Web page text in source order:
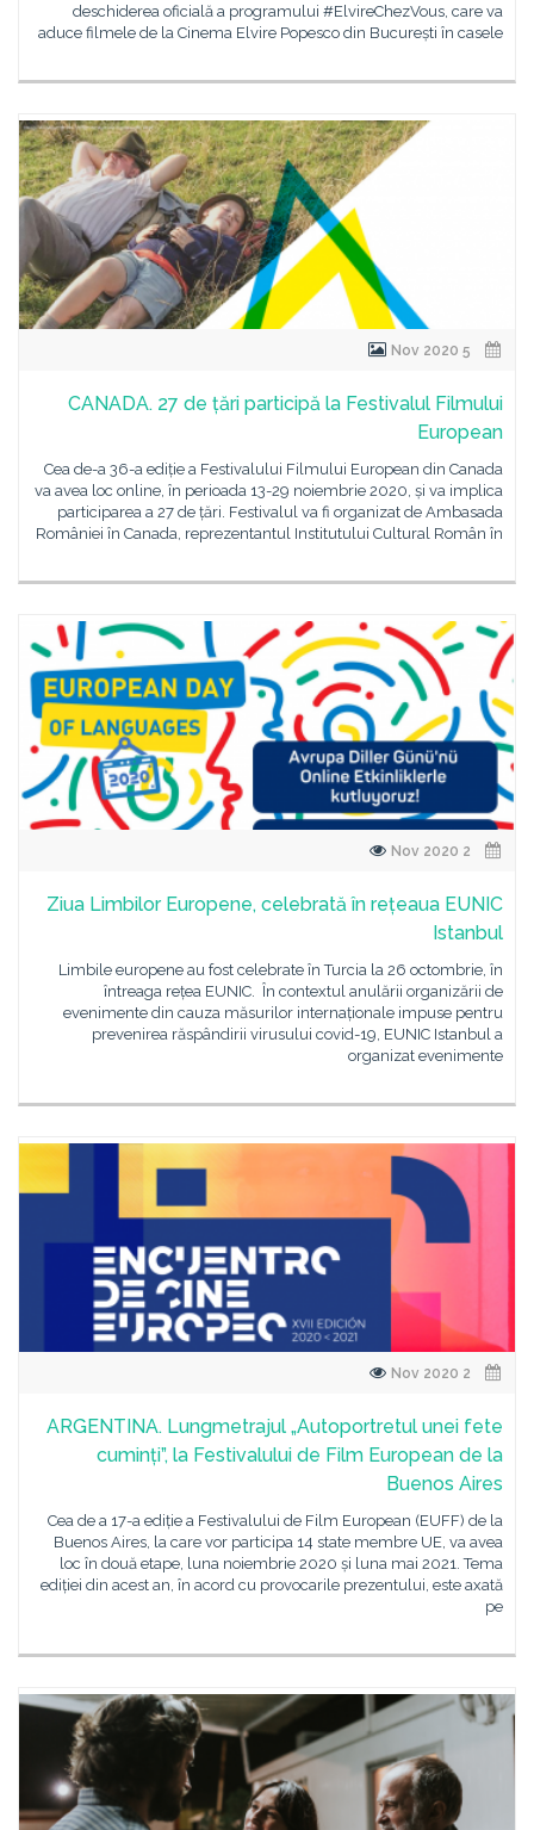
deschiderea oficială a programului #ElvireChezVous, care va
aduce filmele de la Cinema Elvire Popesco din București în casele
CANADA. 27 de țări participă la Festivalul Filmului
European
Cea de-a 36-a ediție a Festivalului Filmului European din Canada
va avea loc online, în perioada 13-29 noiembrie 2020, și va implica
participarea a 27 de țări. Festivalul va fi organizat de Ambasada
României în Canada, reprezentantul Institutului Cultural Român în
Ziua Limbilor Europene, celebrată în rețeaua EUNIC
Istanbul
Limbile europene au fost celebrate în Turcia la 26 octombrie, în
întreaga rețea EUNIC. În contextul anulării organizării de
evenimente din cauza măsurilor internaționale impuse pentru
prevenirea răspândirii virusului covid-19, EUNIC Istanbul a
organizat evenimente
ARGENTINA. Lungmetrajul „Autoportretul unei fete
cuminți”, la Festivalului de Film European de la
Buenos Aires
Cea de a 17-a ediție a Festivalului de Film European (EUFF) de la
Buenos Aires, la care vor participa 14 state membre UE, va avea
loc în două etape, luna noiembrie 2020 și luna mai 2021. Tema
ediției din acest an, în acord cu provocarile prezentului, este axată
pe